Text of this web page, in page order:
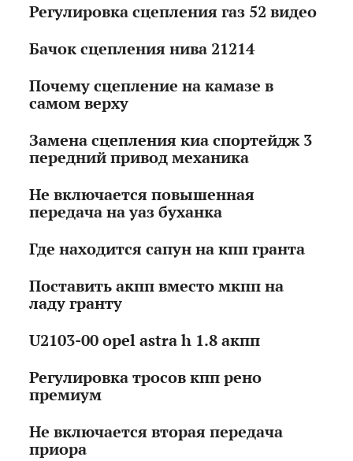
Регулировка сцепления газ 52 видео
Бачок сцепления нива 21214
Почему сцепление на камазе в
самом верху
Замена сцепления киа спортейдж 3
передний привод механика
Не включается повышенная
передача на уаз буханка
Где находится сапун на кпп гранта
Поставить акпп вместо мкпп на
ладу гранту
U2103-00 opel astra h 1.8 акпп
Регулировка тросов кпп рено
премиум
Не включается вторая передача
приора